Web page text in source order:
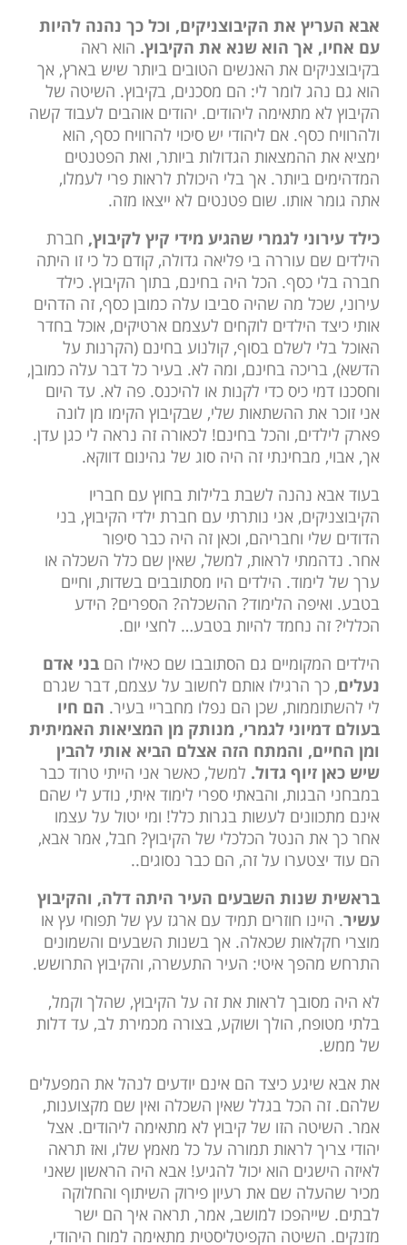
אבא העריץ את הקיבוצניקים, וכל כך נהנה להיות
עם אחיו, אך הוא שנא את הקיבוץ. הוא ראה
בקיבוצניקים את האנשים הטובים ביותר שיש בארץ, אך
הוא גם נהג לומר לי: הם מסכנים, בקיבוץ. השיטה של
הקיבוץ לא מתאימה ליהודים. יהודים אוהבים לעבוד קשה
ולהרוויח כסף. אם ליהודי יש סיכוי להרוויח כסף, הוא
ימציא את ההמצאות הגדולות ביותר, ואת הפטנטים
המדהימים ביותר. אך בלי היכולת לראות פרי לעמלו,
אתה גומר אותו. שום פטנטים לא ייצאו מזה.
כילד עירוני לגמרי שהגיע מידי קיץ לקיבוץ, חברת
הילדים שם עוררה בי פליאה גדולה, קודם כל כי זו היתה
חברה בלי כסף. הכל היה בחינם, בתוך הקיבוץ. כילד
עירוני, שכל מה שהיה סביבו עלה כמובן כסף, זה הדהים
אותי כיצד הילדים לוקחים לעצמם ארטיקים, אוכל בחדר
האוכל בלי לשלם בסוף, קולנוע בחינם (הקרנות על
הדשא), בריכה בחינם, ומה לא. בעיר כל דבר עלה כמובן,
וחסכנו דמי כיס כדי לקנות או להיכנס. פה לא. עד היום
אני זוכר את ההשתאות שלי, שבקיבוץ הקימו מן לונה
פארק לילדים, והכל בחינם! לכאורה זה נראה לי כגן עדן.
אך, אבוי, מבחינתי זה היה סוג של גהינום דווקא.
בעוד אבא נהנה לשבת בלילות בחוץ עם חבריו
הקיבוצניקים, אני נותרתי עם חברת ילדי הקיבוץ, בני
הדודים שלי וחבריהם, וכאן זה היה כבר סיפור
אחר. נדהמתי לראות, למשל, שאין שם כלל השכלה או
ערך של לימוד. הילדים היו מסתובבים בשדות, וחיים
בטבע. ואיפה הלימוד? ההשכלה? הספרים? הידע
הכללי? זה נחמד להיות בטבע… לחצי יום.
הילדים המקומיים גם הסתובבו שם כאילו הם בני אדם
נעלים, כך הרגילו אותם לחשוב על עצמם, דבר שגרם
לי להשתוממות, שכן הם נפלו מחבריי בעיר. הם חיו
בעולם דמיוני לגמרי, מנותק מן המציאות האמיתית
ומן החיים, והמתח הזה אצלם הביא אותי להבין
שיש כאן זיוף גדול. למשל, כאשר אני הייתי טרוד כבר
במבחני הבגות, והבאתי ספרי לימוד איתי, נודע לי שהם
אינם מתכוונים לעשות בגרות כלל! ומי יטול על עצמו
אחר כך את הנטל הכלכלי של הקיבוץ? חבל, אמר אבא,
הם עוד יצטערו על זה, הם כבר נסוגים..
בראשית שנות השבעים העיר היתה דלה, והקיבוץ
עשיר. היינו חוזרים תמיד עם ארגז עץ של תפוחי עץ או
מוצרי חקלאות שכאלה. אך בשנות השבעים והשמונים
התרחש מהפך איטי: העיר התעשרה, והקיבוץ התרושש.
לא היה מסובך לראות את זה על הקיבוץ, שהלך וקמל,
בלתי מטופח, הולך ושוקע, בצורה מכמירת לב, עד דלות
של ממש.
את אבא שיגע כיצד הם אינם יודעים לנהל את המפעלים
שלהם. זה הכל בגלל שאין השכלה ואין שם מקצוענות,
אמר. השיטה הזו של קיבוץ לא מתאימה ליהודים. אצל
יהודי צריך לראות תמורה על כל מאמץ שלו, ואז תראה
לאיזה הישגים הוא יכול להגיע! אבא היה הראשון שאני
מכיר שהעלה שם את רעיון פירוק השיתוף והחלוקה
לבתים. שייהפכו למושב, אמר, תראה איך הם ישר
מזנקים. השיטה הקפיטליסטית מתאימה למוח היהודי,